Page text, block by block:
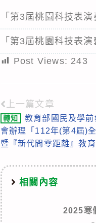
「第3屆桃園科技表
「第3屆桃園科技表
Post Views: 243
Read
more
articles
上一篇文章
轉知
教育部國民及學
會辦理「112年(第4屆)
暨『新代間零距離』教
相關內容
2025寒